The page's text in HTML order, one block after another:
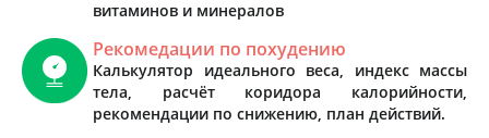
витаминов и минералов
Рекомедации по похудению
Калькулятор идеального веса, индекс массы
тела, расчёт коридора калорийности,
рекомендации по снижению, план действий.